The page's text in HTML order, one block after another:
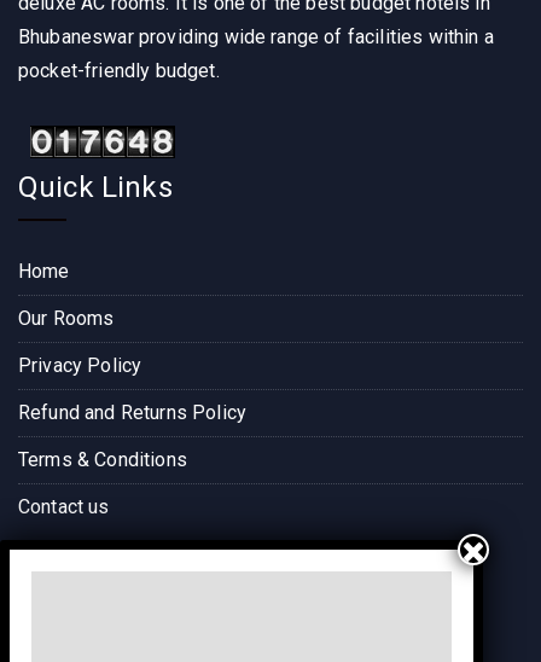
Bhubaneswar providing wide range of facilities within a
pocket-friendly budget.
Quick Links
Home
Our Rooms
Privacy Policy
Refund and Returns Policy
Terms & Conditions
Contact us
Way to Destination